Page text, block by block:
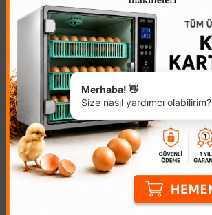
Benzer Ürünler
Merhaba! 👋
Size nasıl yardımcı olabilirim?